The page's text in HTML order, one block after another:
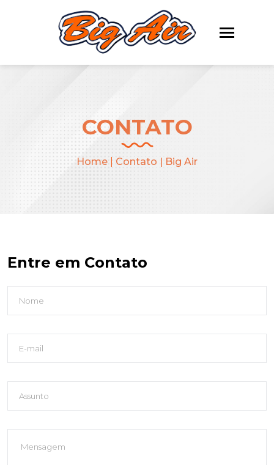
CONTATO
Home Contato | Big Air
Entre em Contato